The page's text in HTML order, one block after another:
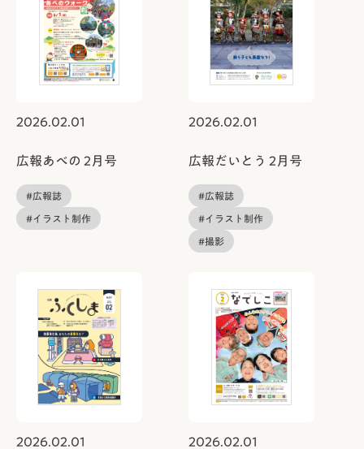
2026.02.01
広報あべの 2月号
#広報誌
#イラスト制作
2026.02.01
広報だいとう 2月号
#広報誌
#イラスト制作
#撮影
2026.02.01 2026.02.01